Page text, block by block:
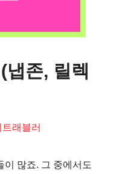
냅존, 릴렉
트래블러
이 많죠. 그 중에서도